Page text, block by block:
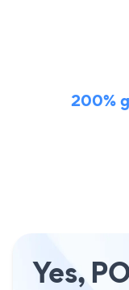
200%
Yes,